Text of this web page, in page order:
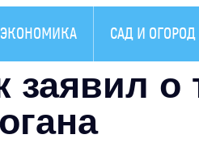
ЭКОНОМИКА САД И ОГОРОД
заявил о